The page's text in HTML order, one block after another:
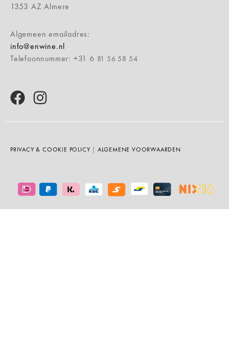
1353 AZ Almere
Algemeen emailadres:
info@enwine.nl
Telefoonnummer: +31 6 81 56 58 54
PRIVACY & COOKIE POLICY | ALGEMENE VOORWAARDEN